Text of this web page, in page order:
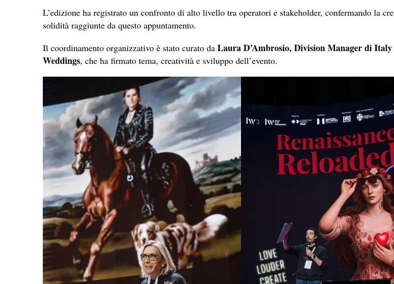
L’edizione ha registrato un confronto di alto livello tra operatori e stakeholder, confermando la
solidità raggiunte da questo appuntamento.
Il coordinamento organizzativo è stato curato da Laura D’Ambrosio, Division Manager di
Weddings, che ha firmato tema, creatività e sviluppo dell’evento.